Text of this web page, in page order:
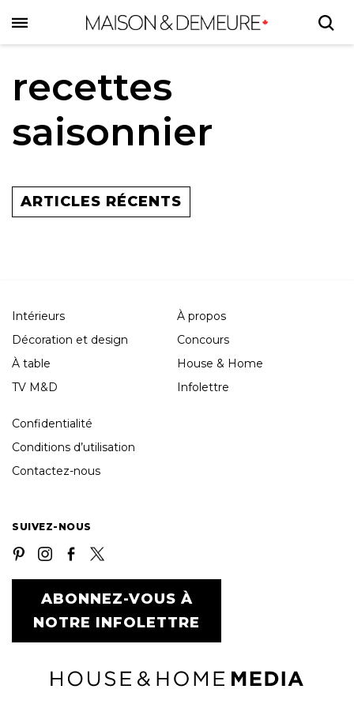
to
main
recettes
saisonnier
ARTICLES RÉCENTS
Intérieurs
Décoration et design
À table
TV M&D
À propos
Concours
House & Home
Infolettre
Confidentialité
Conditions d’utilisation
Contactez-nous
SUIVEZ-NOUS
ABONNEZ-VOUS À
NOTRE INFOLETTRE